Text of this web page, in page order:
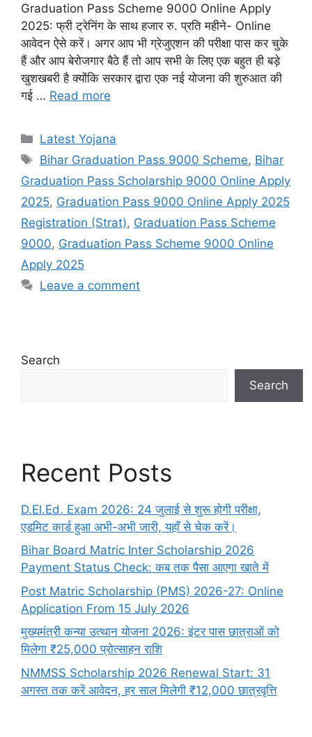
Graduation Pass Scheme 9000 Online Apply
2025: फ्री ट्रेनिंग के साथ हजार रु. प्रति महीने- Online
आवेदन ऐसे करें। अगर आप भी ग्रेजुएशन की परीक्षा पास कर चुके
हैं और आप बेरोजगार बैठे हैं तो आप सभी के लिए एक बहुत ही बड़े
खुशखबरी है क्योंकि सरकार द्वारा एक नई योजना की शुरुआत की
गई … Read more
Categories
Latest Yojana
Tags
Bihar Graduation Pass 9000 Scheme, Bihar
Graduation Pass Scholarship 9000 Online Apply
2025, Graduation Pass 9000 Online Apply 2025
Registration (Strat), Graduation Pass Scheme
9000, Graduation Pass Scheme 9000 Online
Apply 2025
Leave a comment
Search
Search
Recent Posts
D.El.Ed. Exam 2026: 24 जुलाई से शुरू होगी परीक्षा,
एडमिट कार्ड हुआ अभी-अभी जारी, यहाँ से चेक करें।
Bihar Board Matric Inter Scholarship 2026
Payment Status Check: कब तक पैसा आएगा खाते में
Post Matric Scholarship (PMS) 2026-27: Online
Application From 15 July 2026
मुख्यमंत्री कन्या उत्थान योजना 2026: इंटर पास छात्राओं को
मिलेगा ₹25,000 प्रोत्साहन राशि
NMMSS Scholarship 2026 Renewal Start: 31
अगस्त तक करें आवेदन, हर साल मिलेगी ₹12,000 छात्रवृत्ति